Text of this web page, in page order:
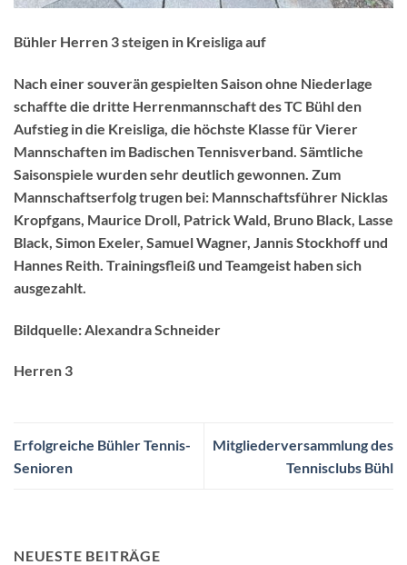
Bühler Herren 3 steigen in Kreisliga auf
Nach einer souverän gespielten Saison ohne Niederlage
schaffte die dritte Herrenmannschaft des TC Bühl den
Aufstieg in die Kreisliga, die höchste Klasse für Vierer
Mannschaften im Badischen Tennisverband. Sämtliche
Saisonspiele wurden sehr deutlich gewonnen. Zum
Mannschaftserfolg trugen bei: Mannschaftsführer Nicklas
Kropfgans, Maurice Droll, Patrick Wald, Bruno Black, Lasse
Black, Simon Exeler, Samuel Wagner, Jannis Stockhoff und
Hannes Reith. Trainingsfleiß und Teamgeist haben sich
ausgezahlt.
Bildquelle: Alexandra Schneider
Herren 3
Erfolgreiche Bühler Tennis-
Senioren
Mitgliederversammlung des
Tennisclubs Bühl
NEUESTE BEITRÄGE